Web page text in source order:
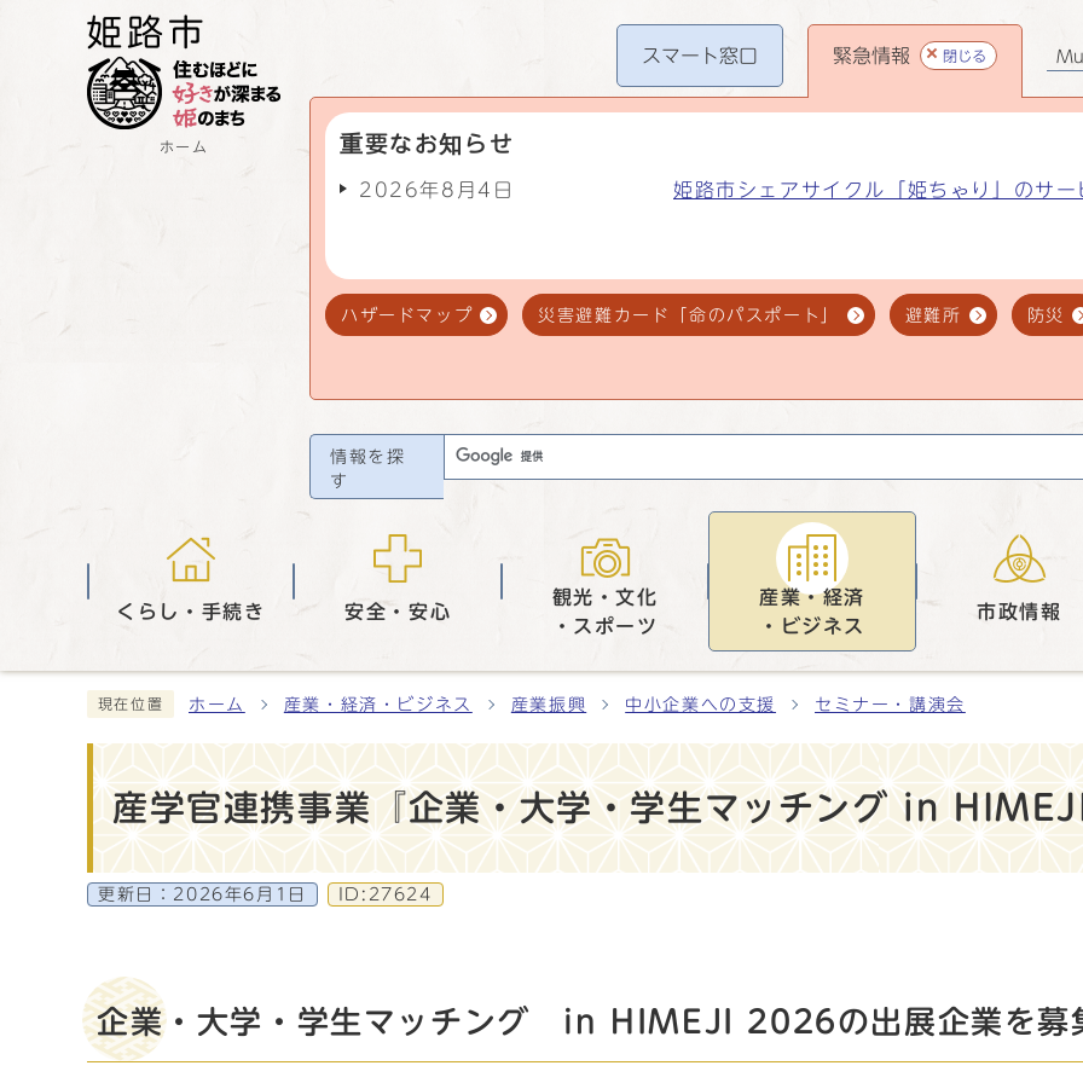
ホーム
スマート窓口 緊急情報 閉じる
重要なお知らせ
2026年8月4日 姫路市シェアサイクル「姫ちゃり」のサ
ハザードマップ 災害避難カード「命のパスポート」 避難所 防災
情報を探
す
くらし・手続き 安全・安心
観光・文化
・スポーツ
産業・経済
・ビジネス
市政情報
現在位置 ホーム 産業・経済・ビジネス 産業振興 中小企業への支援 セミナー・講演会
産学官連携事業『企業・大学・学生マッチング in
更新日： 2026年6月1日 ID:27624
企業・大学・学生マッチング in HIMEJI 2026の出展企業を募